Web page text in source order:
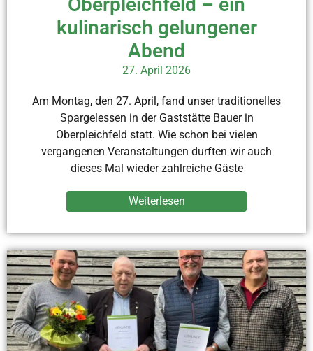
kulinarisch gelungener
Abend
27. April 2026
Am Montag, den 27. April, fand unser traditionelles
Spargelessen in der Gaststätte Bauer in
Oberpleichfeld statt. Wie schon bei vielen
vergangenen Veranstaltungen durften wir auch
dieses Mal wieder zahlreiche Gäste
Weiterlesen